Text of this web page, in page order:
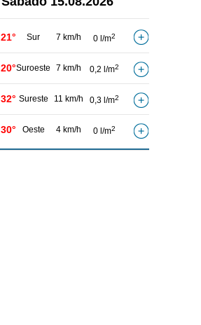
21° Sur 7 km/h 0 l/m2
20°Suroeste 7 km/h 0,2 l/m2
32° Sureste 11 km/h 0,3 l/m2
30° Oeste 4 km/h 0 l/m2